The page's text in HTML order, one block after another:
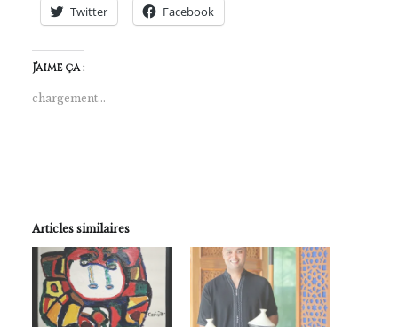
Twitter Facebook
J’aime ça :
chargement…
Articles similaires